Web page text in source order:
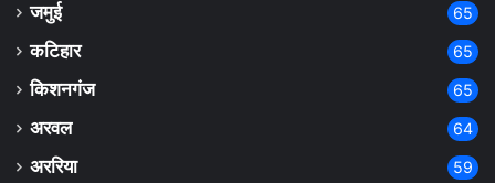
जमुई 65
कटिहार 65
किशनगंज 65
अरवल 64
अररिया 59